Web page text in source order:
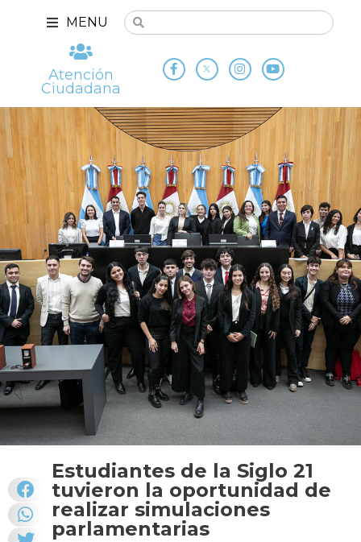
MENU
Atención
Ciudadana
Estudiantes de la Siglo 21
tuvieron la oportunidad de
realizar simulaciones
parlamentarias